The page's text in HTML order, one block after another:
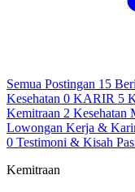
Semua Postingan 15
Kesehatan 0 KARIR 5
Kemitraan 2 Kesehatan
Lowongan Kerja &
0 Testimoni & Kisah
Kemitraan